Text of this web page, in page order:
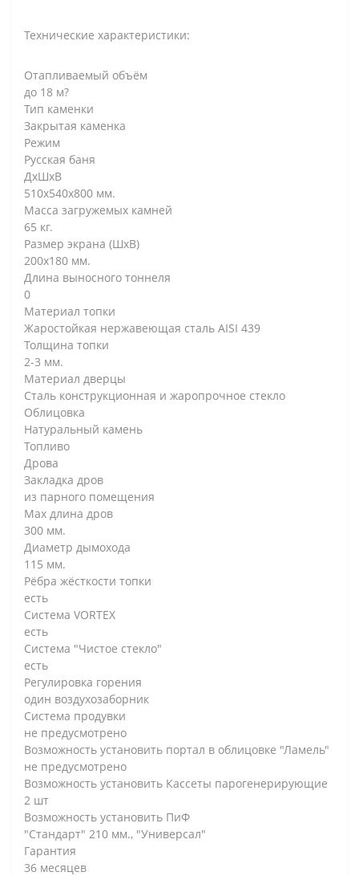
Технические характеристики:
Отапливаемый объём
до 18 м?
Тип каменки
Закрытая каменка
Режим
Русская баня
ДxШxВ
510х540х800 мм.
Масса загружемых камней
65 кг.
Размер экрана (ШхВ)
200х180 мм.
Длина выносного тоннеля
0
Материал топки
Жаростойкая нержавеющая сталь AISI 439
Толщина топки
2-3 мм.
Материал дверцы
Сталь конструкционная и жаропрочное стекло
Облицовка
Натуральный камень
Топливо
Дрова
Закладка дров
из парного помещения
Max длина дров
300 мм.
Диаметр дымохода
115 мм.
Рёбра жёсткости топки
есть
Система VORTEX
есть
Система "Чистое стекло"
есть
Регулировка горения
один воздухозаборник
Система продувки
не предусмотрено
Возможность установить портал в облицовке "Ламель"
не предусмотрено
Возможность установить Кассеты парогенерирующие
2 шт
Возможность установить ПиФ
"Стандарт" 210 мм., "Универсал"
Гарантия
36 месяцев